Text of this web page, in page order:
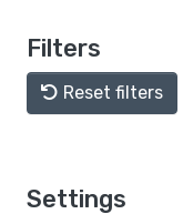
Filters
Reset filters
Settings